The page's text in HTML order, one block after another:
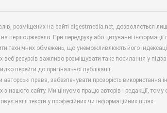
розміщених на сайті digestmedia.net, дозволяється
першоджерело. При передруку або цитуванні
технічних обмежень, що унеможливлюють його
веб-ресурсів важливо розміщувати таке посилання у
перейти до оригінальної публікації.
права, забезпечувати прозорість використання
з нашого сайту. Ми цінуємо працю авторів і редакції, тому
наші тексти у професійних чи інформаційних цілях.